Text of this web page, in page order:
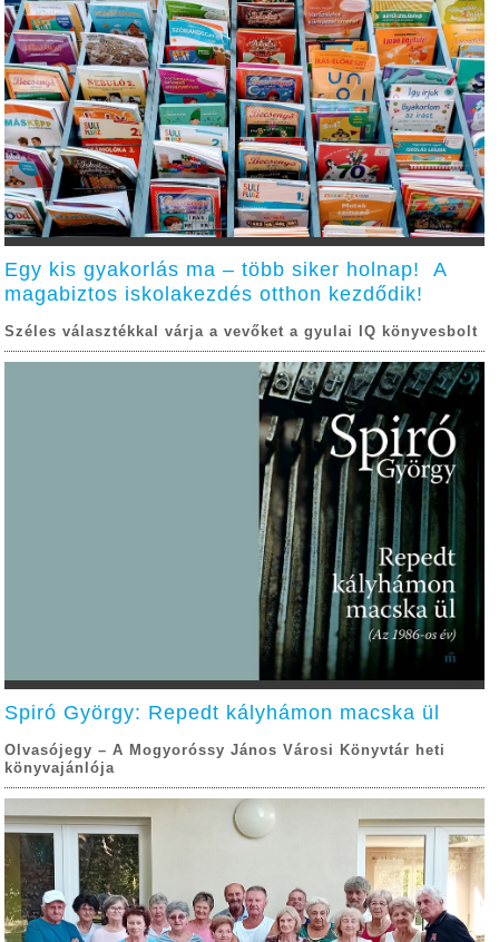
Egy kis gyakorlás ma – több siker holnap! A
magabiztos iskolakezdés otthon kezdődik!
Széles választékkal várja a vevőket a gyulai IQ könyvesbolt
Spiró György: Repedt kályhámon macska ül
Olvasójegy – A Mogyoróssy János Városi Könyvtár heti
könyvajánlója